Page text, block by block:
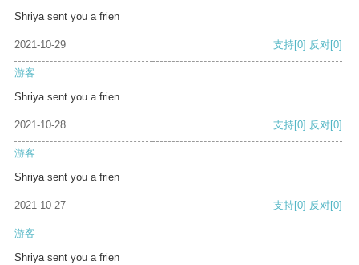
Shriya sent you a frien
2021-10-29 支持[0] 反对[0]
游客
Shriya sent you a frien
2021-10-28 支持[0] 反对[0]
游客
Shriya sent you a frien
2021-10-27 支持[0] 反对[0]
游客
Shriya sent you a frien